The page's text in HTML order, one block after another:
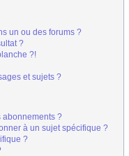
un ou des forums ?
?
?!
et sujets ?
abonnements ?
à un sujet spécifique ?
?